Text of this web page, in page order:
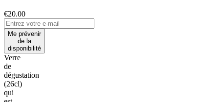
€20.00
Me prévenir
de la
disponibilité
Verre
de
dégustation
(26cl)
qui